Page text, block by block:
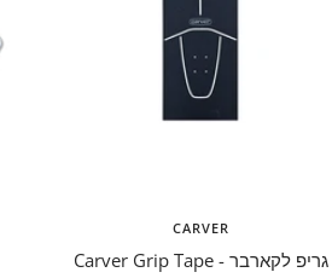
CARVER
גריפ לקארבר - Carver Grip Tape